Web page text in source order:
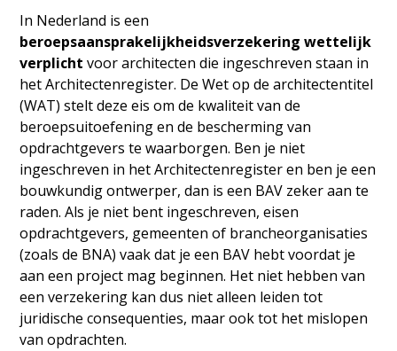
In Nederland is een
beroepsaansprakelijkheidsverzekering wettelijk
verplicht voor architecten die ingeschreven staan in
het Architectenregister. De Wet op de architectentitel
(WAT) stelt deze eis om de kwaliteit van de
beroepsuitoefening en de bescherming van
opdrachtgevers te waarborgen. Ben je niet
ingeschreven in het Architectenregister en ben je een
bouwkundig ontwerper, dan is een BAV zeker aan te
raden. Als je niet bent ingeschreven, eisen
opdrachtgevers, gemeenten of brancheorganisaties
(zoals de BNA) vaak dat je een BAV hebt voordat je
aan een project mag beginnen. Het niet hebben van
een verzekering kan dus niet alleen leiden tot
juridische consequenties, maar ook tot het mislopen
van opdrachten.